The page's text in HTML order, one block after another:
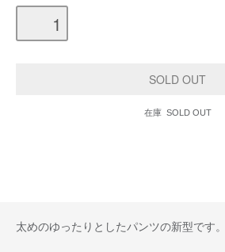
在庫 SOLD OUT
太めのゆったりとしたパンツの新型です。